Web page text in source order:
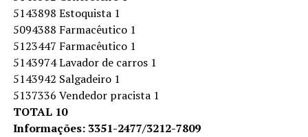
5143898 Estoquista 1
5094388 Farmacêutico 1
5123447 Farmacêutico 1
5143974 Lavador de carros 1
5143942 Salgadeiro 1
5137336 Vendedor pracista 1
TOTAL 10
Informações: 3351-2477/3212-7809